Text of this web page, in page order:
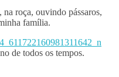
família.
de todos os tempos.